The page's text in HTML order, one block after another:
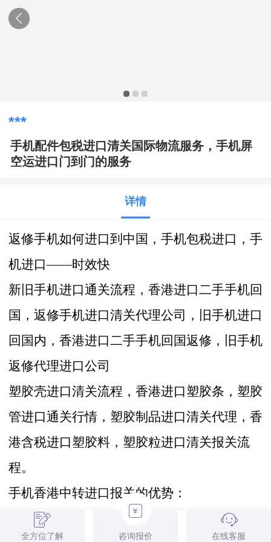
***
手机配件包税进口清关国际物流服务，手机屏
空运进口门到门的服务
详情
返修手机如何进口到中国，手机包税进口，手
机进口——时效快
新旧手机进口通关流程，香港进口二手手机回
国，返修手机进口清关代理公司，旧手机进口
回国内，香港进口二手手机回国返修，旧手机
返修代理进口公司
塑胶壳进口清关流程，香港进口塑胶条，塑胶
管进口通关行情，塑胶制品进口清关代理，香
港含税进口塑胶料，塑胶粒进口清关报关流
程。
手机香港中转进口报关的优势：
1， 降低成本
全方位了解 咨询报价 在线客服